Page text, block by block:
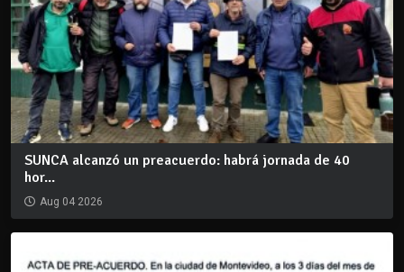
SUNCA alcanzó un preacuerdo: habrá jornada de 40
hor...
Aug 04 2026